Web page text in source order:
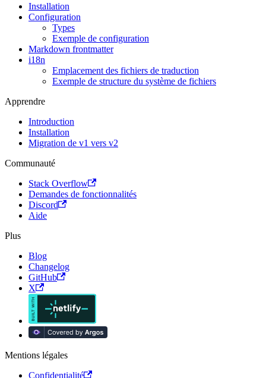
Installation
Configuration
Types
Exemple de configuration
Markdown frontmatter
i18n
Emplacement des fichiers de traduction
Exemple de structure du système de fichiers
Apprendre
Introduction
Installation
Migration de v1 vers v2
Communauté
Stack Overflow
Demandes de fonctionnalités
Discord
Aide
Plus
Blog
Changelog
GitHub
X
Mentions légales
Confidentialité